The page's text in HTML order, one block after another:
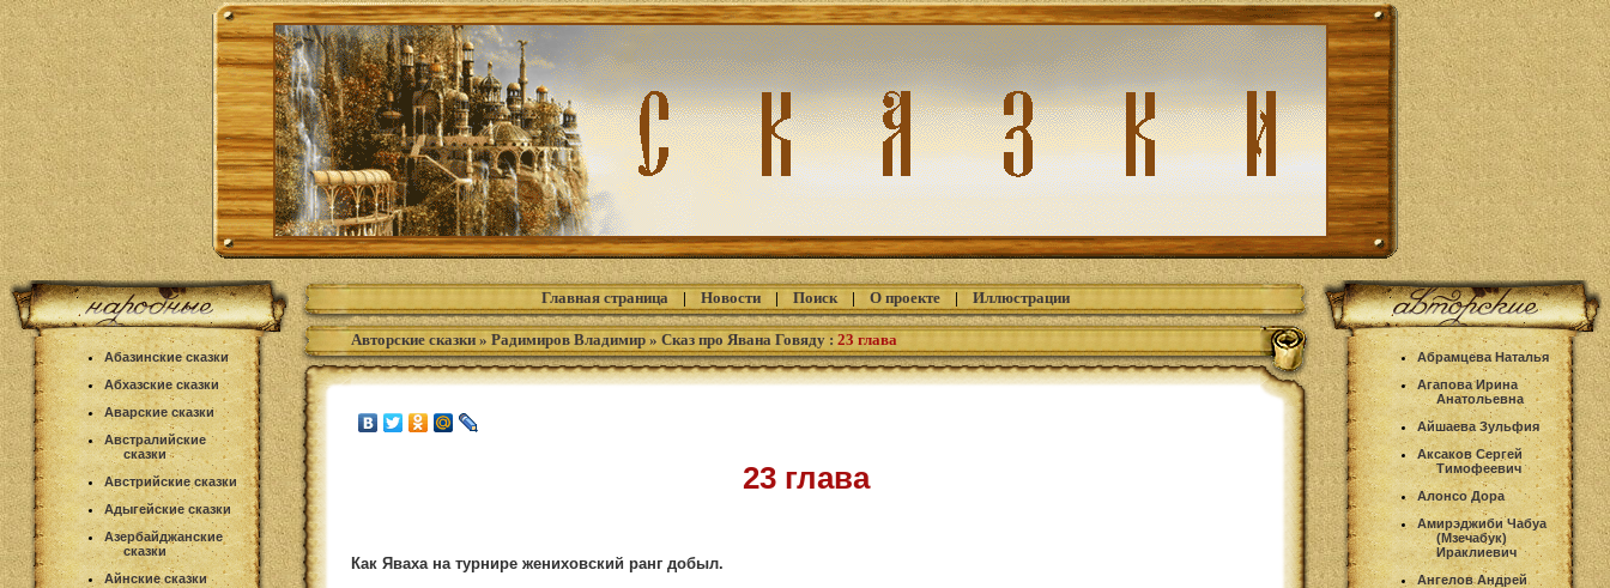
Абазинские сказки
Абхазские сказки
Аварские сказки
Австралийские
сказки
Австрийские сказки
Адыгейские сказки
Азербайджанские
сказки
Айнские сказки
Главная страница| Новости| Поиск| О проекте| Иллюстрации
Авторские сказки » Радимиров Владимир » Сказ про Явана Говяду : 23 глава
23 глава
Как Яваха на турнире жениховский ранг добыл.
Абрамцева Наталья
Агапова Ирина
Анатольевна
Айшаева Зульфия
Аксаков Сергей
Тимофеевич
Алонсо Дора
Амирэджиби Чабуа
(Мзечабук)
Ираклиевич
Ангелов Андрей